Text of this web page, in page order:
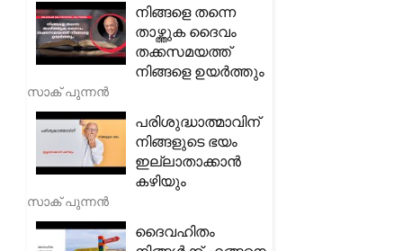
നിങ്ങളെ തന്നെ
താഴ്ത്തുക ദൈവം
തക്കസമയത്ത്
നിങ്ങളെ ഉയർത്തും
സാക് പുന്നൻ
പരിശുദ്ധാത്മാവിന്
നിങ്ങളുടെ ഭയം
ഇല്ലാതാക്കാൻ
കഴിയും
സാക് പുന്നൻ
ദൈവഹിതം